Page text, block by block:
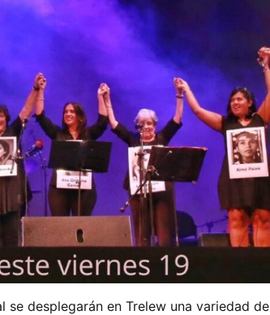
desplegarán en Trelew una variedad de